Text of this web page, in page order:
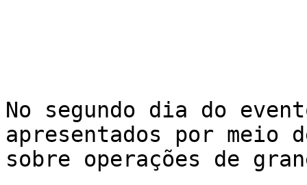
No segundo dia do
apresentados por meio
sobre operações de